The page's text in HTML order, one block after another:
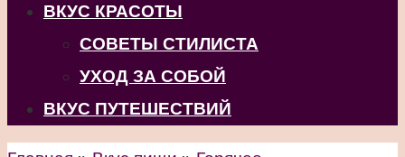
ВКУС КРАСОТЫ
СОВЕТЫ СТИЛИСТА
УХОД ЗА СОБОЙ
ВКУС ПУТЕШЕСТВИЙ